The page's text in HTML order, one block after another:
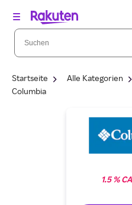
Startseite Alle Kategorien
Columbia
1.5 %